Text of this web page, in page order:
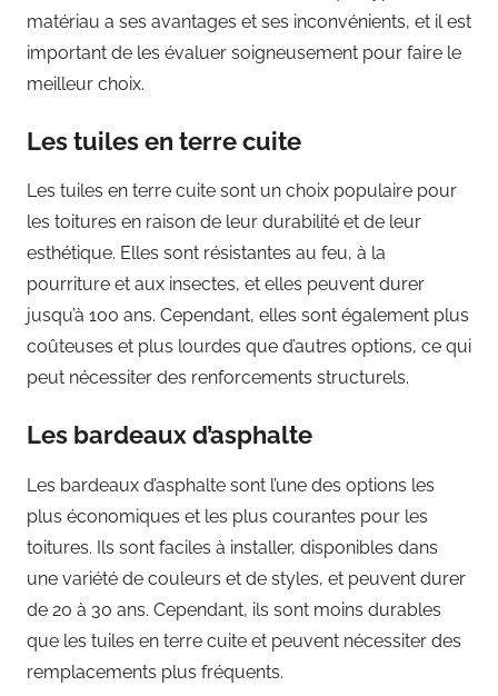
matériau a ses avantages et ses inconvénients, et il est
important de les évaluer soigneusement pour faire le
meilleur choix.
Les tuiles en terre cuite
Les tuiles en terre cuite sont un choix populaire pour
les toitures en raison de leur durabilité et de leur
esthétique. Elles sont résistantes au feu, à la
pourriture et aux insectes, et elles peuvent durer
jusqu’à 100 ans. Cependant, elles sont également plus
coûteuses et plus lourdes que d’autres options, ce qui
peut nécessiter des renforcements structurels.
Les bardeaux d’asphalte
Les bardeaux d’asphalte sont l’une des options les
plus économiques et les plus courantes pour les
toitures. Ils sont faciles à installer, disponibles dans
une variété de couleurs et de styles, et peuvent durer
de 20 à 30 ans. Cependant, ils sont moins durables
que les tuiles en terre cuite et peuvent nécessiter des
remplacements plus fréquents.